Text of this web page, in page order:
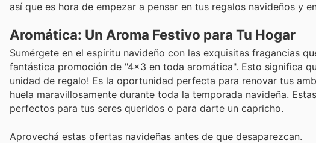
así que es hora de empezar a pensar en tus regalos navideños y
Aromática: Un Aroma Festivo para Tu Hogar
Sumérgete en el espíritu navideño con las exquisitas fragancias
fantástica promoción de "4x3 en toda aromática". Esto significa
unidad de regalo! Es la oportunidad perfecta para renovar tus
huela maravillosamente durante toda la temporada navideña.
perfectos para tus seres queridos o para darte un capricho.
Aprovechá estas ofertas navideñas antes de que desaparezcan.